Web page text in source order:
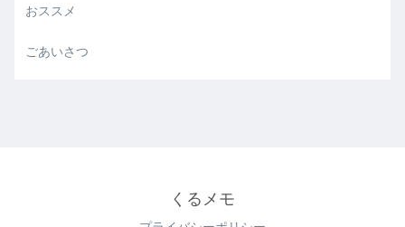
おススメ
ごあいさつ
くるメモ